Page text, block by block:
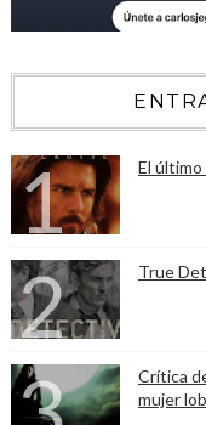
El último
True
Crítica
mujer